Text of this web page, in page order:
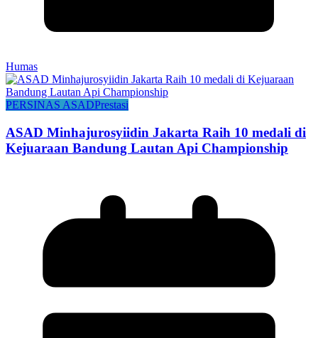
Humas
PERSINAS ASADPrestasi
ASAD Minhajurosyiidin Jakarta Raih 10 medali di
Kejuaraan Bandung Lautan Api Championship